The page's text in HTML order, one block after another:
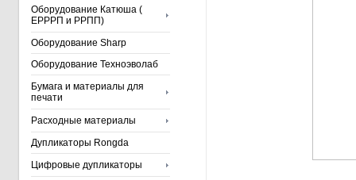
Оборудование Катюша (
ЕРРРП и РРПП)
Оборудование Sharp
Оборудование Техноэволаб
Бумага и материалы для
печати
Расходные материалы
Дупликаторы Rongda
Цифровые дупликаторы